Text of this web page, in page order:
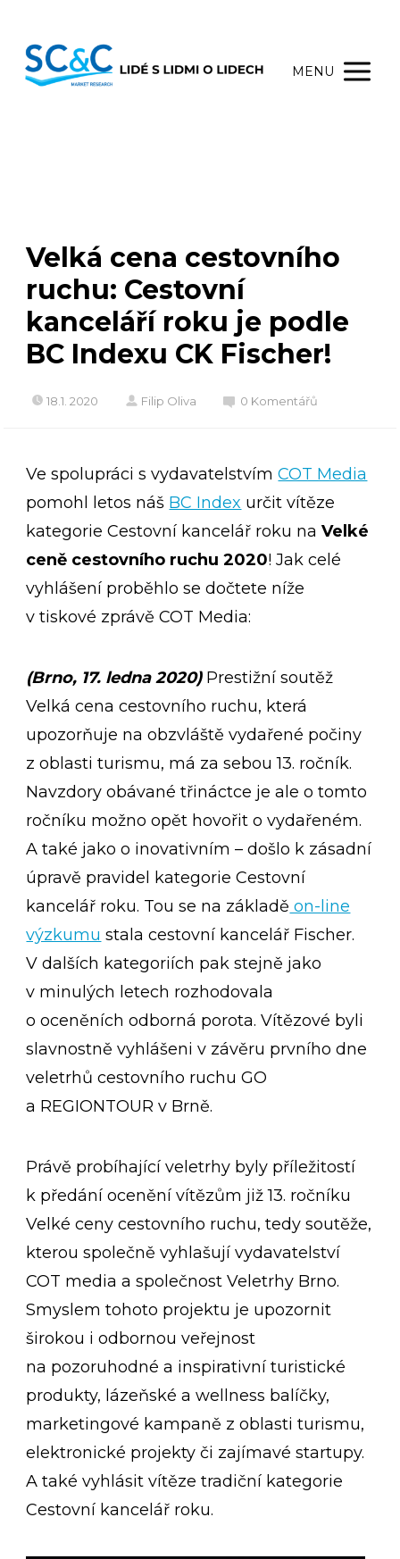
MENU
Velká cena cestovního
ruchu: Cestovní
kanceláří roku je podle
BC Indexu CK Fischer!
18.1. 2020 Filip Oliva 0 Komentářů
Ve spolupráci s vydavatelstvímCOT Media
pomohl letos náš BC Index určit vítěze
kategorie Cestovní kancelář roku naVelké
ceně cestovního ruchu 2020! Jak celé
vyhlášení proběhlo se dočtete níže
v tiskové zprávě COT Media:
(Brno, 17. ledna 2020)Prestižní soutěž
Velká cena cestovního ruchu, která
upozorňuje na obzvláště vydařené počiny
z oblasti turismu, má za sebou 13. ročník.
Navzdory obávané třináctce je ale o tomto
ročníku možno opět hovořit o vydařeném.
A také jako o inovativním – došlo k zásadní
úpravě pravidel kategorie Cestovní
kancelář roku. Tou se na základě on-line
výzkumu stala cestovní kancelář Fischer.
V dalších kategoriích pak stejně jako
v minulých letech rozhodovala
o oceněních odborná porota. Vítězové byli
slavnostně vyhlášeni v závěru prvního dne
veletrhů cestovního ruchu GO
a REGIONTOUR v Brně.
Právě probíhající veletrhy byly příležitostí
k předání ocenění vítězům již 13. ročníku
Velké ceny cestovního ruchu, tedy soutěže,
kterou společně vyhlašují vydavatelství
COT media a společnost Veletrhy Brno.
Smyslem tohoto projektu je upozornit
širokou i odbornou veřejnost
na pozoruhodné a inspirativní turistické
produkty, lázeňské a wellness balíčky,
marketingové kampaně z oblasti turismu,
elektronické projekty či zajímavé startupy.
A také vyhlásit vítěze tradiční kategorie
Cestovní kancelář roku.